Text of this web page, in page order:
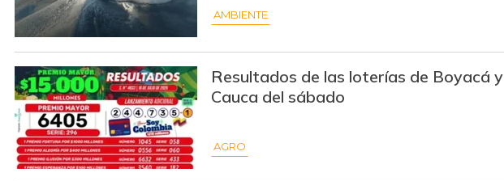
AMBIENTE
Resultados de las loterías de Boyacá y
Cauca del sábado
AGRO